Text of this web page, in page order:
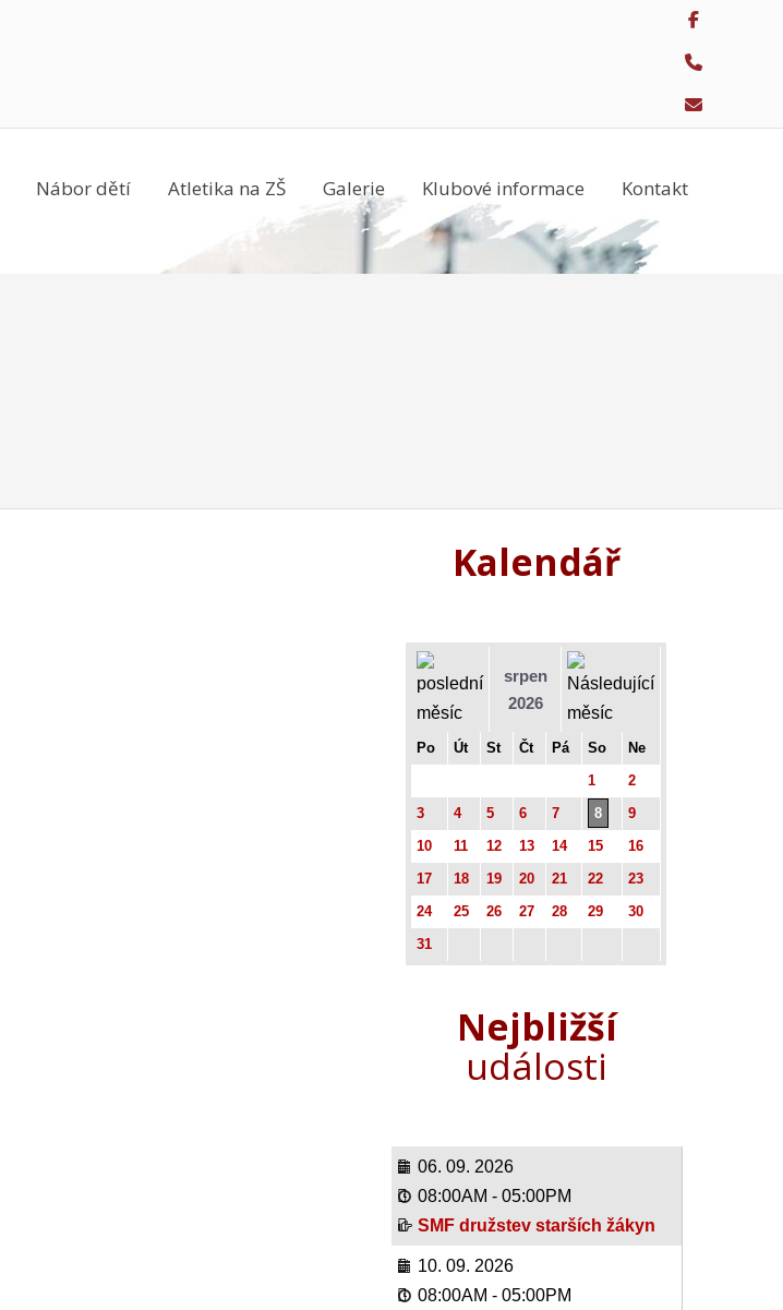
Nábor dětí Atletika na ZŠ Galerie Klubové informace Kontakt
Kalendář
srpen
2026
Po Út St Čt Pá So
Ne
1
2
3
4 5 6 7 8
9
10
11 12 13 14 15
16
17
18 19 20 21 22
23
24
25 26 27 28 29
30
31
Nejbližší
události
06. 09. 2026
08:00AM - 05:00PM
SMF družstev starších žákyn
10. 09. 2026
08:00AM - 05:00PM